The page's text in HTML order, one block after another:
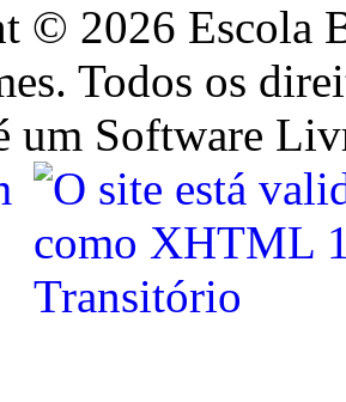
© 2026 Escola
Todos os
um Software